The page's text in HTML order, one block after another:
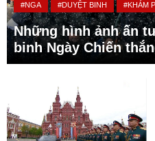
#NGA #DUYỆT BINH #KHÁM
Những hình ảnh ấn
binh Ngày Chiến